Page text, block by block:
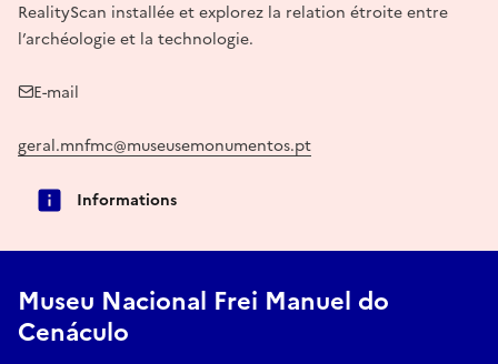
RealityScan installée et explorez la relation étroite entre
l’archéologie et la technologie.
E-mail
geral.mnfmc@museusemonumentos.pt
Informations
Museu Nacional Frei Manuel do
Cenáculo